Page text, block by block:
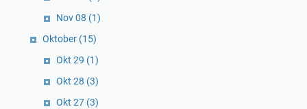
Nov 08 (1)
Oktober (15)
Okt 29 (1)
Okt 28 (3)
Okt 27 (3)